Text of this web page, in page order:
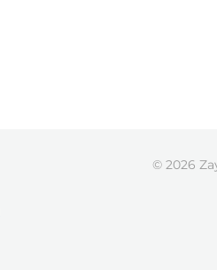
© 2026